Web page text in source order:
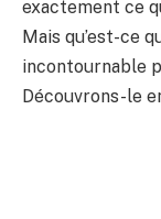
exactement ce
Mais qu’est-ce
incontournable
Découvrons-le